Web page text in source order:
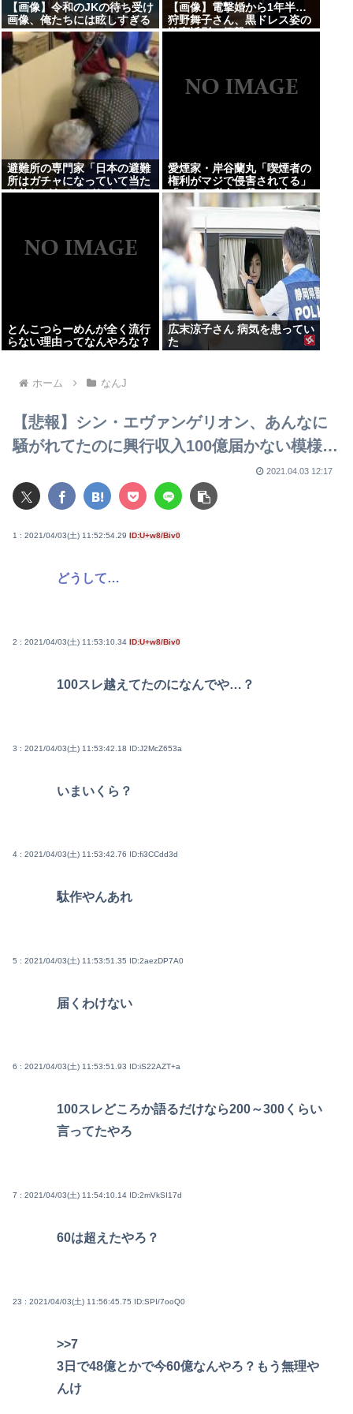
【画像】令和のJKの待ち受け
画像、俺たちには眩しすぎる
www
【画像】電撃婚から1年半…
狩野舞子さん、黒ドレス姿の
激変近影に衝撃！
避難所の専門家「日本の避難
所はガチャになっていて当た
り外れがある。どれもバラバ
愛煙家・岸谷蘭丸「喫煙者の
権利がマジで侵害されてる」
「いくら税金を我々が払って
るんだと」
とんこつらーめんが全く流行
らない理由ってなんやろな？
広末涼子さん 病気を患ってい
た
ホーム なんJ
【悲報】シン・エヴァンゲリオン、あんなに
騒がれてたのに興行収入100億届かない模様…
2021.04.03 12:17
1 : 2021/04/03(土) 11:52:54.29 ID:U+w8/Biv0
どうして…
2 : 2021/04/03(土) 11:53:10.34 ID:U+w8/Biv0
100スレ越えてたのになんでや…？
3 : 2021/04/03(土) 11:53:42.18 ID:J2McZ653a
いまいくら？
4 : 2021/04/03(土) 11:53:42.76 ID:fi3CCdd3d
駄作やんあれ
5 : 2021/04/03(土) 11:53:51.35 ID:2aezDP7A0
届くわけない
6 : 2021/04/03(土) 11:53:51.93 ID:iS22AZT+a
100スレどころか語るだけなら200～300くらい
言ってたやろ
7 : 2021/04/03(土) 11:54:10.14 ID:2mVkSI17d
60は超えたやろ？
23 : 2021/04/03(土) 11:56:45.75 ID:SPI/7ooQ0
>>7
3日で48億とかで今60億なんやろ？もう無理や
んけ